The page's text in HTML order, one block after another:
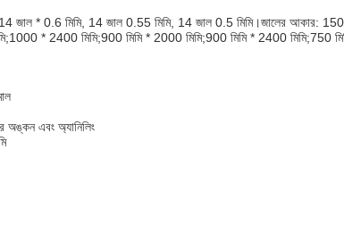
জাল * 0.6 মিমি, 14 জাল 0.55 মিমি, 14 জাল 0.5 মিমি।জালের আকার:
* 2400 মিমি;900 মিমি * 2000 মিমি;900 মিমি * 2400 মিমি;750
অঙ্কন এবং অ্যানিলিং